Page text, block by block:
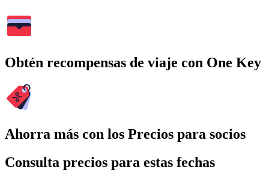
Obtén recompensas de viaje con One Key
Ahorra más con los Precios para socios
Consulta precios para estas fechas